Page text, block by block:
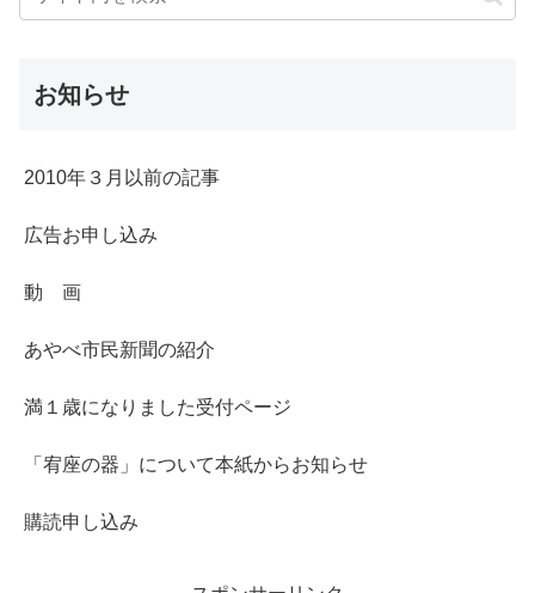
お知らせ
2010年３月以前の記事
広告お申し込み
動 画
あやべ市民新聞の紹介
満１歳になりました受付ページ
「宥座の器」について本紙からお知らせ
購読申し込み